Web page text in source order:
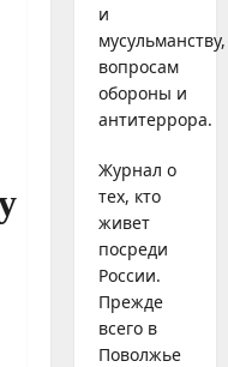
и
мусульманству,
вопросам
обороны и
антитеррора.
Журнал о
тех, кто
живет
посреди
России.
Прежде
всего в
Поволжье